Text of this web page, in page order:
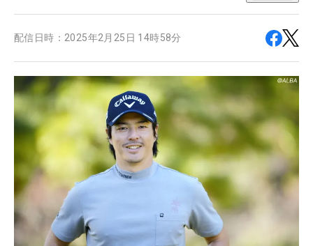
配信日時： 2025年2月25日 14時58分